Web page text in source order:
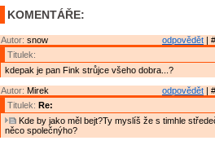
KOMENTÁŘE:
odpovědět |
Autor: snow
Titulek:
kdepak je pan Fink strůjce všeho dobra...?
odpovědět |
Autor: Mirek
Titulek: Re:
Kde by jako měl bejt?Ty myslíš že s timhle
něco společnýho?